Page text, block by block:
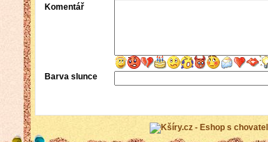
Komentář
Barva slunce